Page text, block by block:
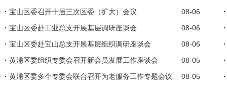
宝山区委召开十届三次区委（扩大）会议
08-06
宝山区委赴工业总支开展基层调研座谈会
08-06
宝山区委赴宝山总支开展基层组织调研座谈会
08-06
黄浦区委组织专委会召开新会员发展工作座谈会
08-05
黄浦区委多个专委会联合召开为老服务工作专题会议
08-05